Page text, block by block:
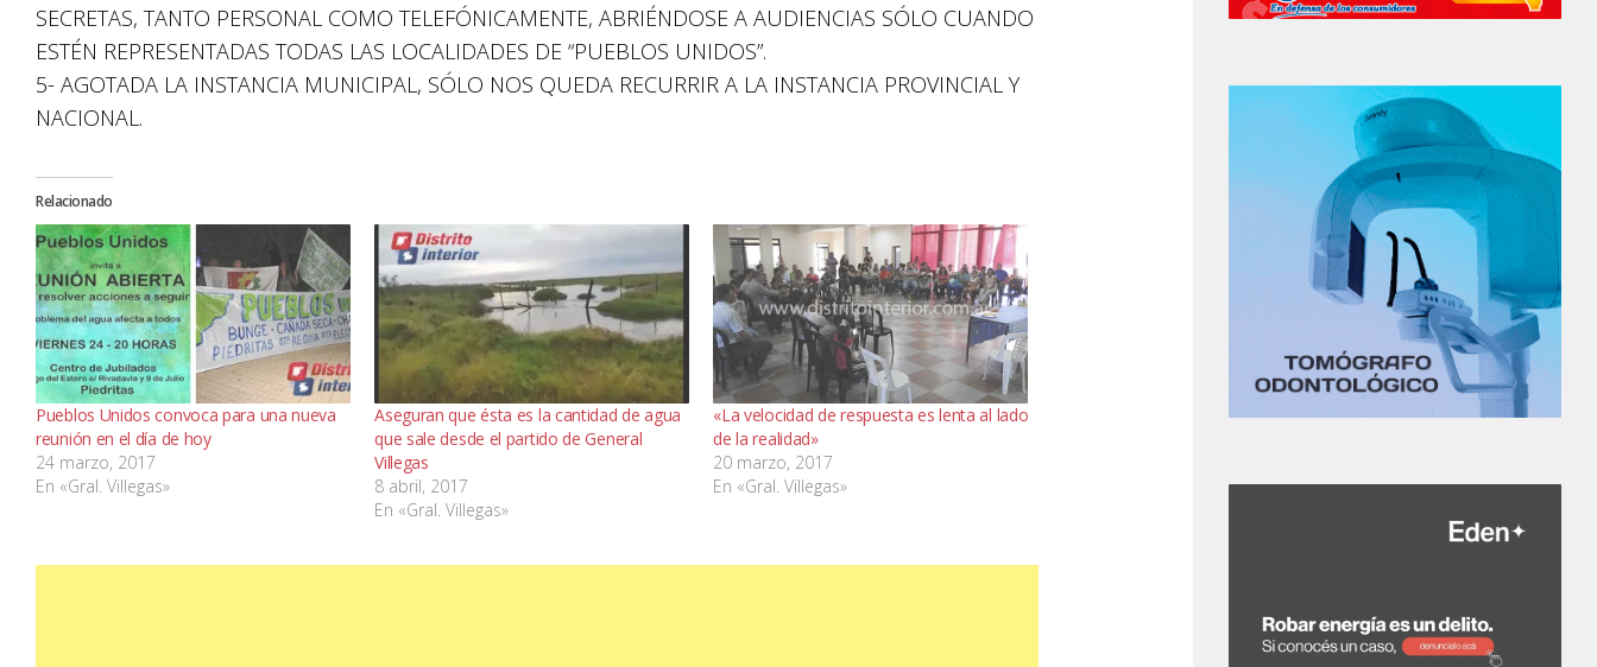
SECRETAS, TANTO PERSONAL COMO TELEFÓNICAMENTE, ABRIÉNDOSE A AUDIENCIAS SÓLO CUANDO
ESTÉN REPRESENTADAS TODAS LAS LOCALIDADES DE “PUEBLOS UNIDOS”.
5- AGOTADA LA INSTANCIA MUNICIPAL, SÓLO NOS QUEDA RECURRIR A LA INSTANCIA PROVINCIAL Y
NACIONAL.
Relacionado
Pueblos Unidos convoca para una nueva
reunión en el día de hoy
24 marzo, 2017
En «Gral. Villegas»
Aseguran que ésta es la cantidad de agua
que sale desde el partido de General
Villegas
8 abril, 2017
En «Gral. Villegas»
«La velocidad de respuesta es lenta al lado
de la realidad»
20 marzo, 2017
En «Gral. Villegas»